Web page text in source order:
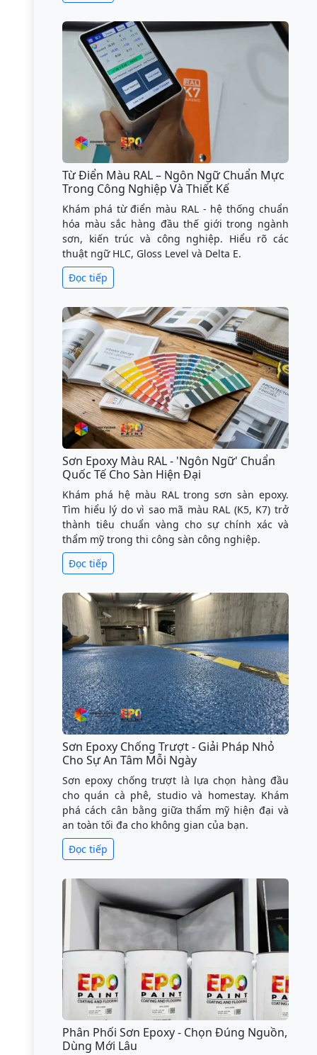
Từ Điển Màu RAL – Ngôn Ngữ Chuẩn Mực
Trong Công Nghiệp Và Thiết Kế
Khám phá từ điển màu RAL - hệ thống chuẩn
hóa màu sắc hàng đầu thế giới trong ngành
sơn, kiến trúc và công nghiệp. Hiểu rõ các
thuật ngữ HLC, Gloss Level và Delta E.
Đọc tiếp
Sơn Epoxy Màu RAL - 'Ngôn Ngữ' Chuẩn
Quốc Tế Cho Sàn Hiện Đại
Khám phá hệ màu RAL trong sơn sàn epoxy.
Tìm hiểu lý do vì sao mã màu RAL (K5, K7) trở
thành tiêu chuẩn vàng cho sự chính xác và
thẩm mỹ trong thi công sàn công nghiệp.
Đọc tiếp
Sơn Epoxy Chống Trượt - Giải Pháp Nhỏ
Cho Sự An Tâm Mỗi Ngày
Sơn epoxy chống trượt là lựa chọn hàng đầu
cho quán cà phê, studio và homestay. Khám
phá cách cân bằng giữa thẩm mỹ hiện đại và
an toàn tối đa cho không gian của bạn.
Đọc tiếp
Phân Phối Sơn Epoxy - Chọn Đúng Nguồn,
Dùng Mới Lâu